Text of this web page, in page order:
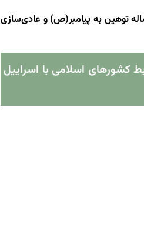
توهین به پیامبر(ص) و عادی‌سازی
کشورهای اسلامی با اسراییل